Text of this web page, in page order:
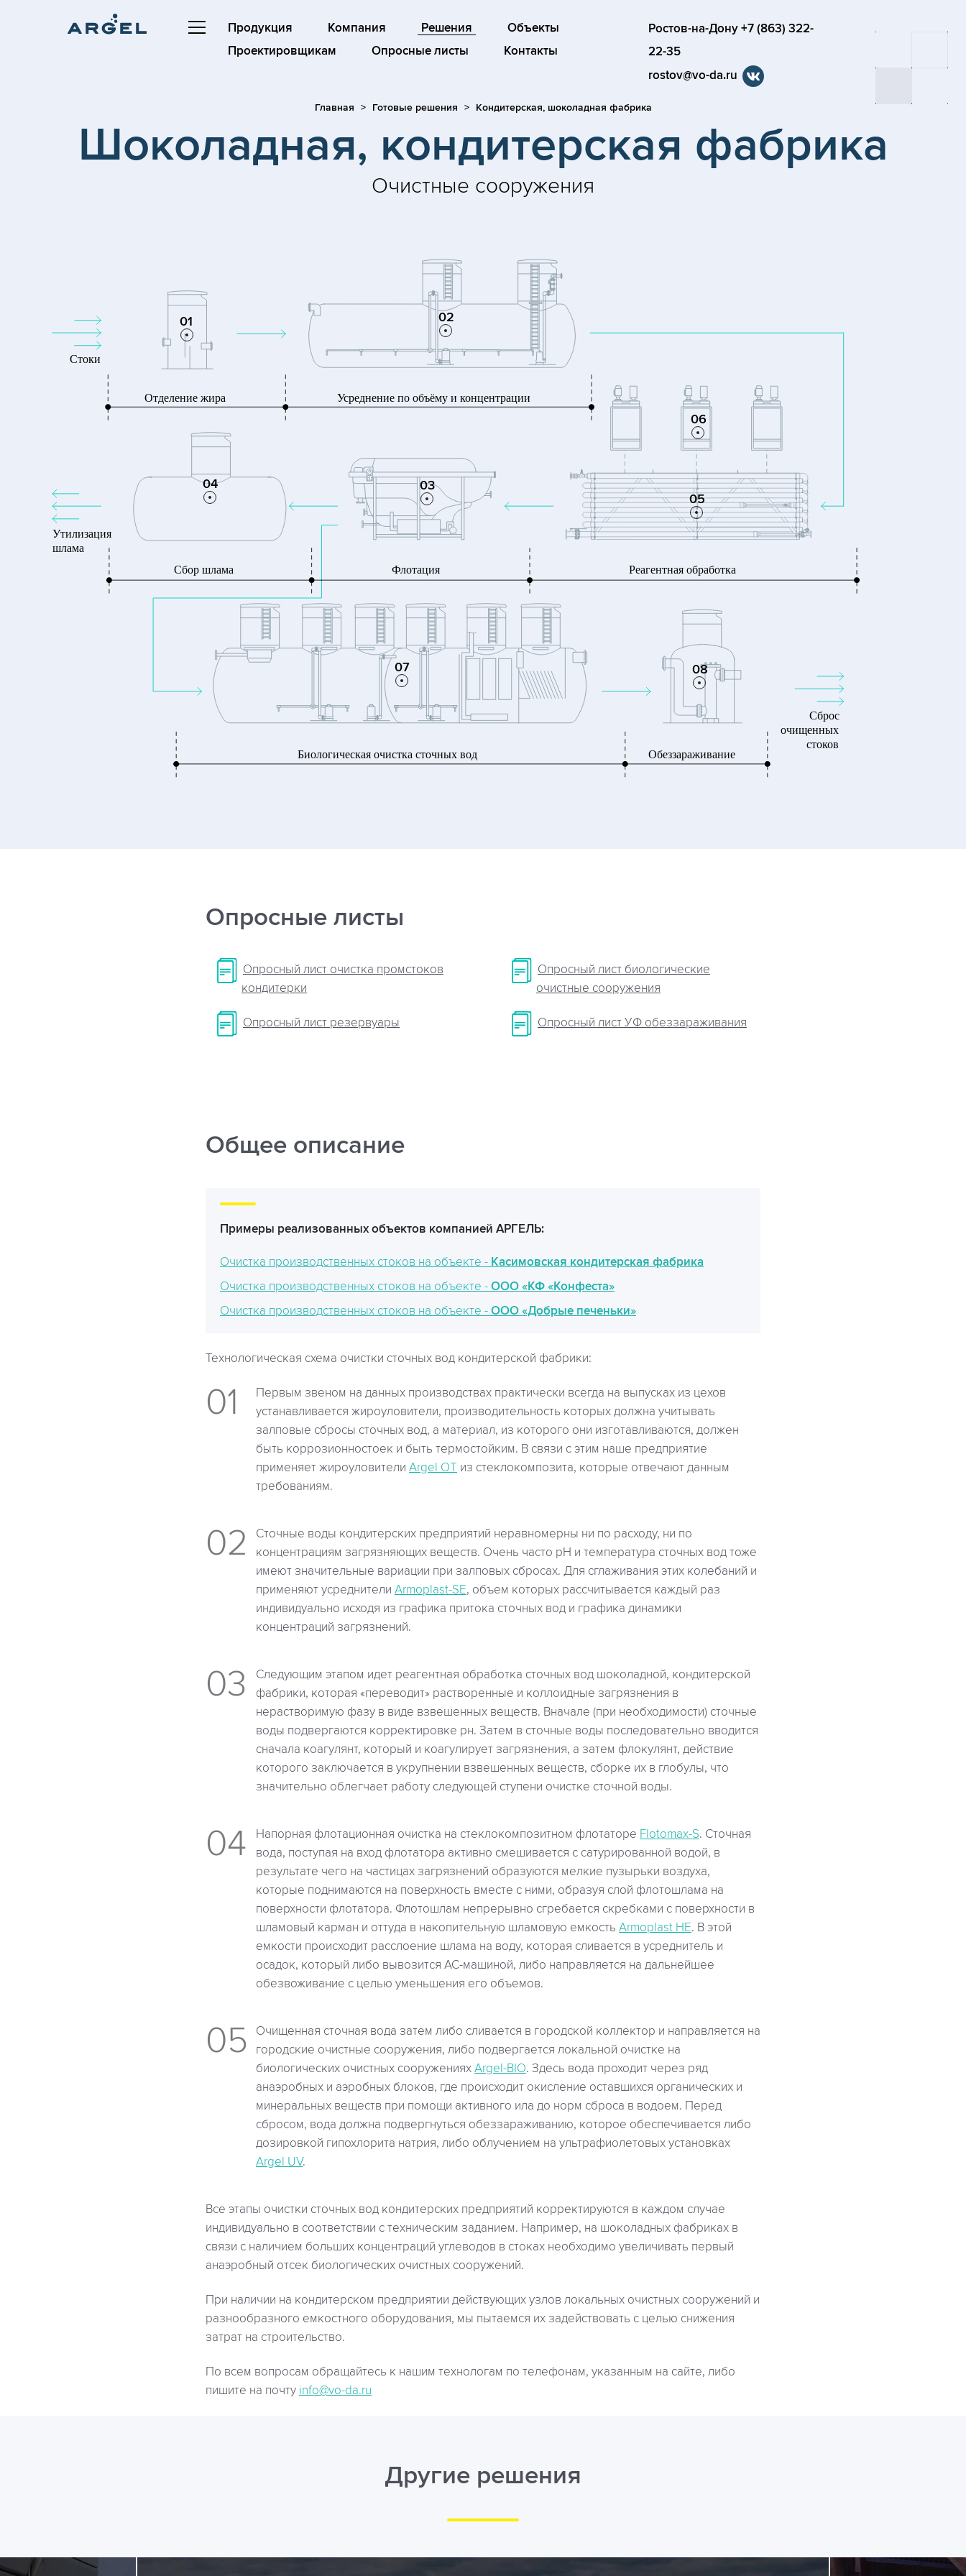
Продукция Компания Решения
Объекты
Проектировщикам
Опросные листы Контакты
Ростов-на-Дону +7 (863) 322-
22-35
rostov@vo-da.ru
Главная Готовые решения Кондитерская, шоколадная фабрика
Шоколадная, кондитерская фабрика
Очистные сооружения
Опросные листы
Опросный лист очистка промстоков
кондитерки
Опросный лист резервуары
Опросный лист биологические
очистные сооружения
Опросный лист УФ обеззараживания
Общее описание
Примеры реализованных объектов компанией АРГЕЛЬ:
Очистка производственных стоков на объекте - Касимовская кондитерская фабрика
Очистка производственных стоков на объекте - ООО «КФ «Конфеста»
Очистка производственных стоков на объекте - ООО «Добрые печеньки»
Технологическая схема очистки сточных вод кондитерской фабрики:
Первым звеном на данных производствах практически всегда на выпусках из цехов
устанавливается жироуловители, производительность которых должна учитывать
залповые сбросы сточных вод, а материал, из которого они изготавливаются, должен
быть коррозионностоек и быть термостойким. В связи с этим наше предприятие
применяет жироуловители Argel OT из стеклокомпозита, которые отвечают данным
требованиям.
Сточные воды кондитерских предприятий неравномерны ни по расходу, ни по
концентрациям загрязняющих веществ. Очень часто рН и температура сточных вод тоже
имеют значительные вариации при залповых сбросах. Для сглаживания этих колебаний и
применяют усреднители Armoplast-SE, объем которых рассчитывается каждый раз
индивидуально исходя из графика притока сточных вод и графика динамики
концентраций загрязнений.
Следующим этапом идет реагентная обработка сточных вод шоколадной, кондитерской
фабрики, которая «переводит» растворенные и коллоидные загрязнения в
нерастворимую фазу в виде взвешенных веществ. Вначале (при необходимости) сточные
воды подвергаются корректировке рн. Затем в сточные воды последовательно вводится
сначала коагулянт, который и коагулирует загрязнения, а затем флокулянт, действие
которого заключается в укрупнении взвешенных веществ, сборке их в глобулы, что
значительно облегчает работу следующей ступени очистке сточной воды.
Напорная флотационная очистка на стеклокомпозитном флотаторе Flotomax-S. Сточная
вода, поступая на вход флотатора активно смешивается с сатурированной водой, в
результате чего на частицах загрязнений образуются мелкие пузырьки воздуха,
которые поднимаются на поверхность вместе с ними, образуя слой флотошлама на
поверхности флотатора. Флотошлам непрерывно сгребается скребками с поверхности в
шламовый карман и оттуда в накопительную шламовую емкость Armoplast HE. В этой
емкости происходит расслоение шлама на воду, которая сливается в усреднитель и
осадок, который либо вывозится АС-машиной, либо направляется на дальнейшее
обезвоживание с целью уменьшения его объемов.
Очищенная сточная вода затем либо сливается в городской коллектор и направляется на
городские очистные сооружения, либо подвергается локальной очистке на
биологических очистных сооружениях Argel-BIO. Здесь вода проходит через ряд
анаэробных и аэробных блоков, где происходит окисление оставшихся органических и
минеральных веществ при помощи активного ила до норм сброса в водоем. Перед
сбросом, вода должна подвергнуться обеззараживанию, которое обеспечивается либо
дозировкой гипохлорита натрия, либо облучением на ультрафиолетовых установках
Argel UV.
Все этапы очистки сточных вод кондитерских предприятий корректируются в каждом случае
индивидуально в соответствии с техническим заданием. Например, на шоколадных фабриках в
связи с наличием больших концентраций углеводов в стоках необходимо увеличивать первый
анаэробный отсек биологических очистных сооружений.
При наличии на кондитерском предприятии действующих узлов локальных очистных сооружений и
разнообразного емкостного оборудования, мы пытаемся их задействовать с целью снижения
затрат на строительство.
По всем вопросам обращайтесь к нашим технологам по телефонам, указанным на сайте, либо
пишите на почту info@vo-da.ru
Другие решения